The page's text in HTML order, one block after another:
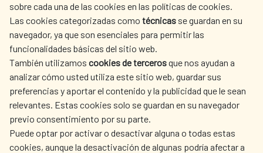
sobre cada una de las cookies en las políticas de cookies.
Las cookies categorizadas como técnicas se guardan en su
navegador, ya que son esenciales para permitir las
funcionalidades básicas del sitio web.
También utilizamos cookies de tercerosque nos ayudan a
analizar cómo usted utiliza este sitio web, guardar sus
preferencias y aportar el contenido y la publicidad que le sean
relevantes. Estas cookies solo se guardan en su navegador
previo consentimiento por su parte.
Puede optar por activar o desactivar alguna o todas estas
cookies, aunque la desactivación de algunas podría afectar a
AECID
WHERE DO WE COOPERATE?
SPANISH HUMANITARIAN
ACTION
PRESS ROOM
CULTURE AND SCIENCE LIBRARY
OUR SOCIAL MEDIA